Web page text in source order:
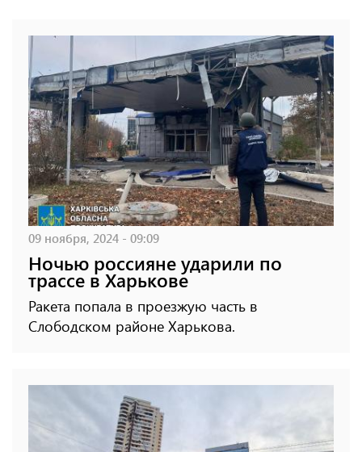
09 ноября, 2024 - 09:09
Ночью россияне ударили по
трассе в Харькове
Ракета попала в проезжую часть в
Слободском районе Харькова.